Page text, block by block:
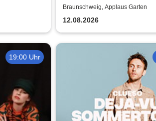
John Show
Braunschweig, Applaus Garten
12.08.2026
19:00 Uhr